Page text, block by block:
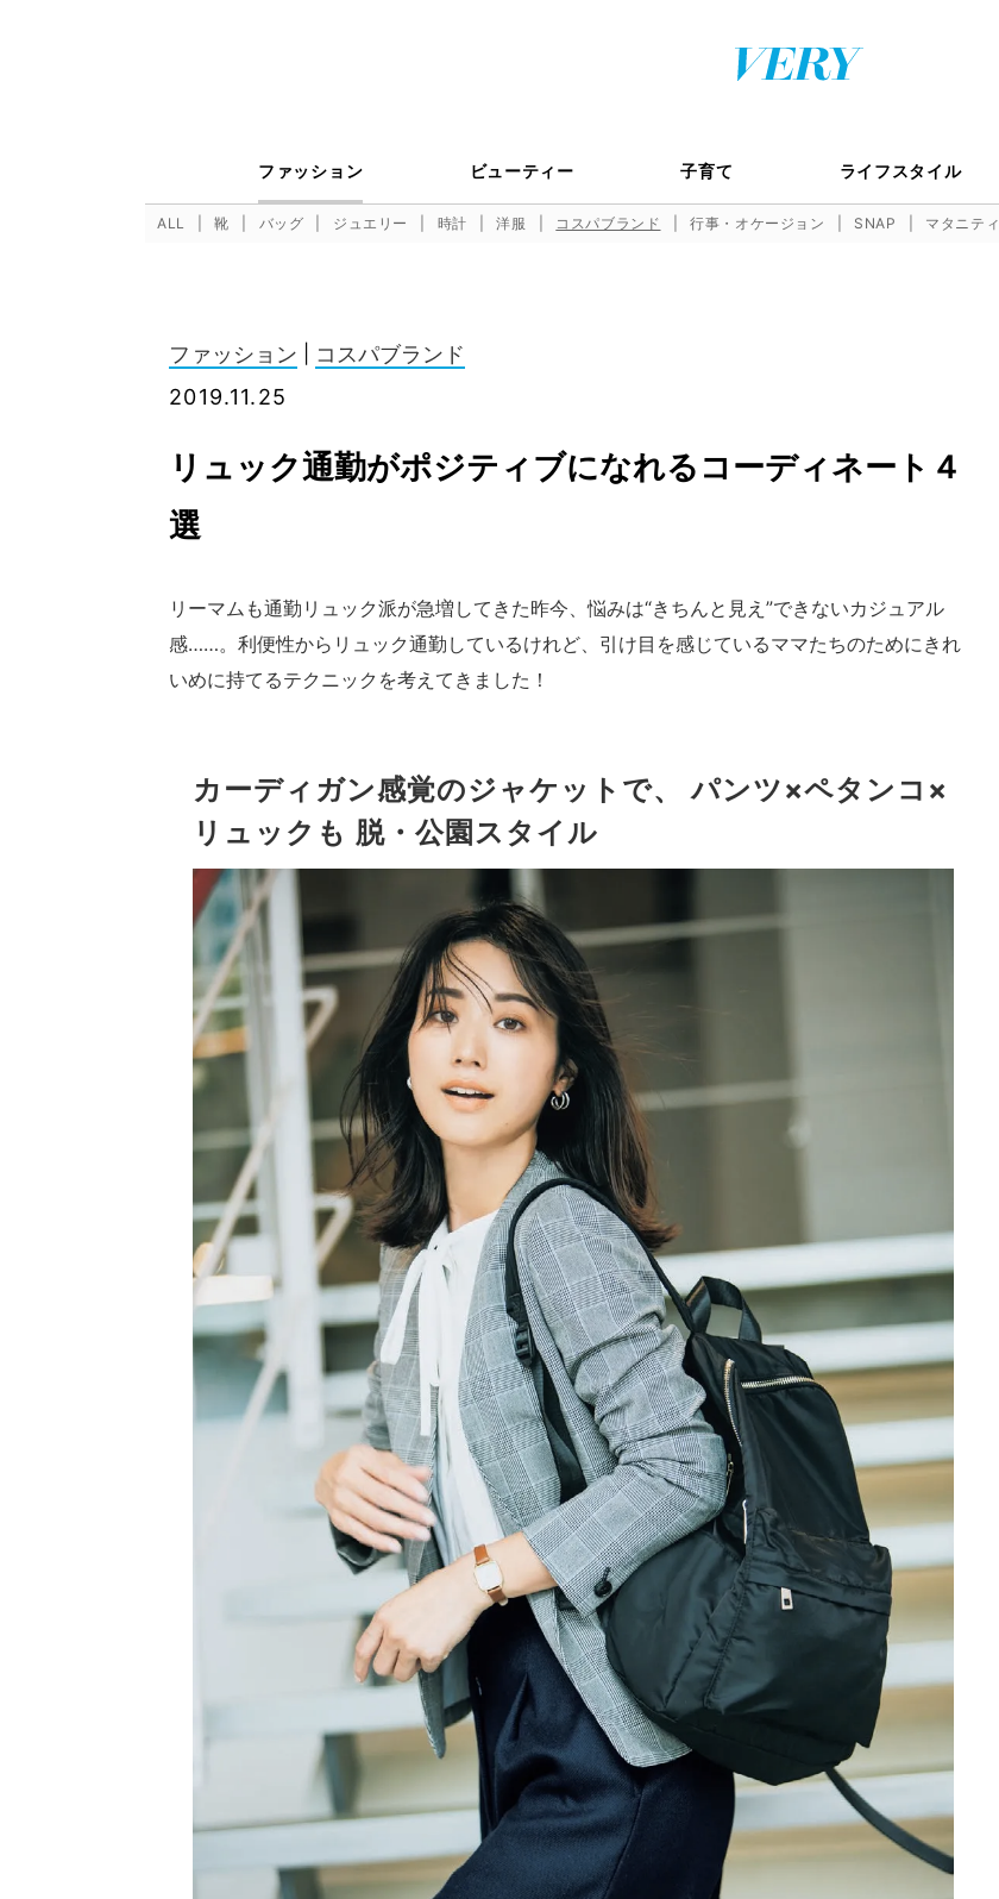
ファッション ビューティー 子育て ライフスタイル
ALL 靴 バッグ ジュエリー 時計 洋服 コスパブランド 行事・オケージョン SNAP マタニティ
ファッション
コスパブランド
2019.11.25
リュック通勤がポジティブになれるコーディネート４
選
リーマムも通勤リュック派が急増してきた昨今、悩みは“きちんと見え”できないカジュアル
感……。利便性からリュック通勤しているけれど、引け目を感じているママたちのためにきれ
いめに持てるテクニックを考えてきました！
カーディガン感覚のジャケットで、
パンツ×ペタンコ×
リュックも 脱・公園スタイル